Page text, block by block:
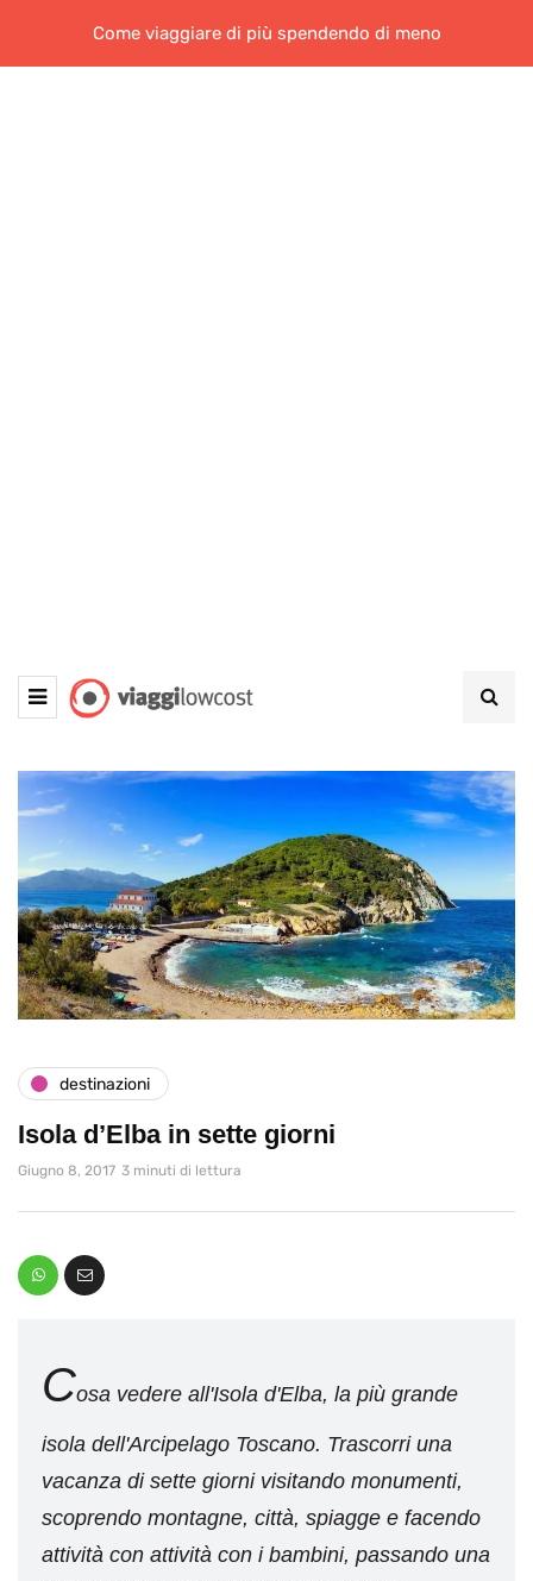
Come viaggiare di più spendendo di meno
destinazioni
Isola d’Elba in sette giorni
Giugno 8, 2017 3 minuti di lettura
Cosa vedere all'Isola d'Elba, la più grande
isola dell'Arcipelago Toscano. Trascorri una
vacanza di sette giorni visitando monumenti,
scoprendo montagne, città, spiagge e facendo
attività con attività con i bambini, passando una